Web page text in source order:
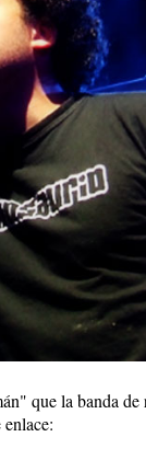
que la banda de